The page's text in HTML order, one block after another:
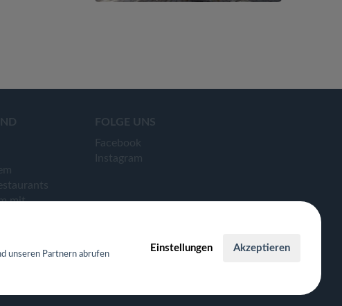
mit
FOLGE UNS
Facebook
Instagram
unseren Partnern abrufen
Einstellungen Akzeptieren